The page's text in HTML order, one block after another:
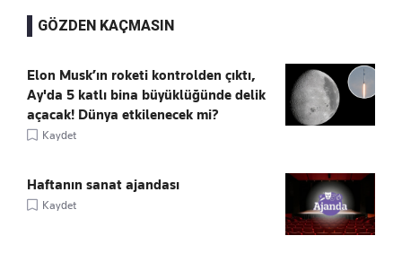
GÖZDEN KAÇMASIN
Elon Musk’ın roketi kontrolden çıktı,
Ay'da 5 katlı bina büyüklüğünde delik
açacak! Dünya etkilenecek mi?
Kaydet
Haftanın sanat ajandası
Kaydet